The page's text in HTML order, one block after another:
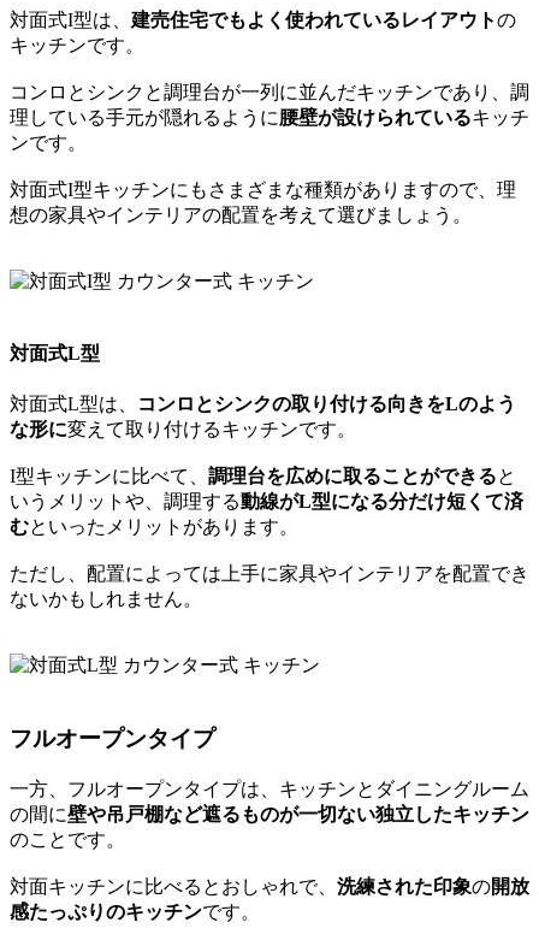
対面式I型は、 建売住宅でもよく使われているレイアウトの
キッチンです。
コンロとシンクと調理台が一列に並んだキッチンであり、調
理している手元が隠れるように腰壁が設けられているキッチ
ンです。
対面式I型キッチンにもさまざまな種類がありますので、理
想の家具やインテリアの配置を考えて選びましょう。
対面式L型
対面式L型は、
コンロとシンクの取り付ける向きをLのよう
な形に変えて取り付けるキッチンです。
I型キッチンに比べて、 調理台を広めに取ることができると
いうメリットや、調理する動線がL型になる分だけ短くて済
むといったメリットがあります。
ただし、配置によっては上手に家具やインテリアを配置でき
ないかもしれません。
フルオープンタイプ
一方、フルオープンタイプは、キッチンとダイニングルーム
の間に壁や吊戸棚など遮るものが一切ない独立したキッチン
のことです。
対面キッチンに比べるとおしゃれで、 洗練された印象の開放
感たっぷりのキッチンです。